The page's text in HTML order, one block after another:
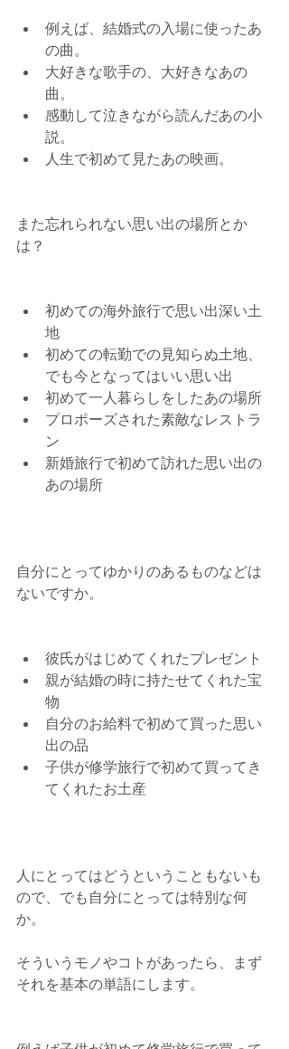
例えば、結婚式の入場に使ったあ
の曲。
大好きな歌手の、大好きなあの
曲。
感動して泣きながら読んだあの小
説。
人生で初めて見たあの映画。
また忘れられない思い出の場所とか
は？
初めての海外旅行で思い出深い土
地
初めての転勤での見知らぬ土地、
でも今となってはいい思い出
初めて一人暮らしをしたあの場所
プロポーズされた素敵なレストラ
ン
新婚旅行で初めて訪れた思い出の
あの場所
自分にとってゆかりのあるものなどは
ないですか。
彼氏がはじめてくれたプレゼント
親が結婚の時に持たせてくれた宝
物
自分のお給料で初めて買った思い
出の品
子供が修学旅行で初めて買ってき
てくれたお土産
人にとってはどうということもないも
ので、でも自分にとっては特別な何
か。
そういうモノやコトがあったら、まず
それを基本の単語にします。